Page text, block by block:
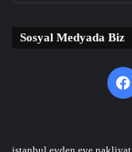
Sosyal Medyada Biz